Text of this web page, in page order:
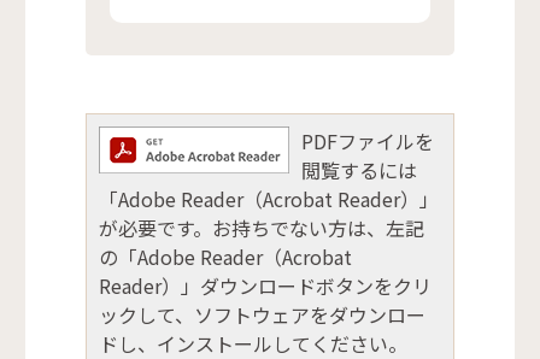
PDFファイルを
閲覧するには
「Adobe Reader（Acrobat Reader）」
が必要です。お持ちでない方は、左記
の「Adobe Reader（Acrobat
Reader）」ダウンロードボタンをクリ
ックして、ソフトウェアをダウンロー
ドし、インストールしてください。